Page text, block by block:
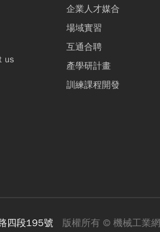
us
企業人才媒合
場域實習
互通合聘
產學研計畫
訓練課程開發
四段195號 版權所有 © 機械工業網